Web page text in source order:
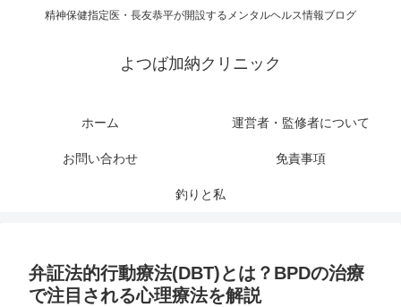
精神保健指定医・長友恭平が開設するメンタルヘルス情報ブログ
よつば加納クリニック
ホーム 運営者・監修者について
お問い合わせ 免責事項
釣りと私
弁証法的行動療法(DBT)とは？BPDの治療
で注目される心理療法を解説